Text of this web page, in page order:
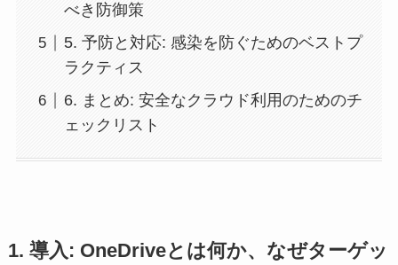
べき防御策
5. 予防と対応: 感染を防ぐためのベストプ
ラクティス
6. まとめ: 安全なクラウド利用のためのチ
ェックリスト
1. 導入: OneDriveとは何か、なぜターゲッ